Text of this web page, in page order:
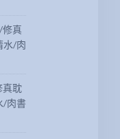
真
水/肉
真耽
/肉書